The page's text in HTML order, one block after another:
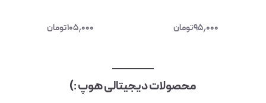
۹۵٫۰۰۰تومان ۱۰۵٫۰۰۰تومان
محصولات دیجیتالی هوپ :)